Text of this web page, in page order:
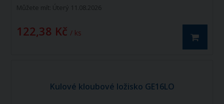
Můžete mít: Úterý 11.08.2026
122,38 Kč / ks
Kulové kloubové ložisko GE16LO